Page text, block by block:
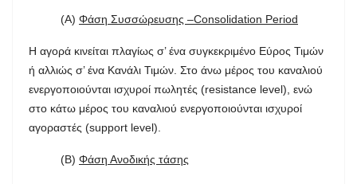
(Α) Φάση Συσσώρευσης –Consolidation Period
Η αγορά κινείται πλαγίως σ’ ένα συγκεκριμένο Εύρος Τιμών
ή αλλιώς σ’ ένα Κανάλι Τιμών. Στο άνω μέρος του καναλιού
ενεργοποιούνται ισχυροί πωλητές (resistance level), ενώ
στο κάτω μέρος του καναλιού ενεργοποιούνται ισχυροί
αγοραστές (support level).
(Β) Φάση Ανοδικής τάσης